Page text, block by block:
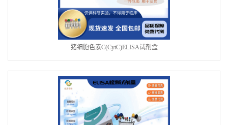
猪细胞色素C(CytC)ELISA试剂盒